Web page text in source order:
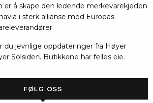
er å skape den ledende merkevarekjeden
i sterk allianse med Europas
du jevnlige oppdateringer fra Høyer
Solsiden. Butikkene har felles eie.
FØLG OSS